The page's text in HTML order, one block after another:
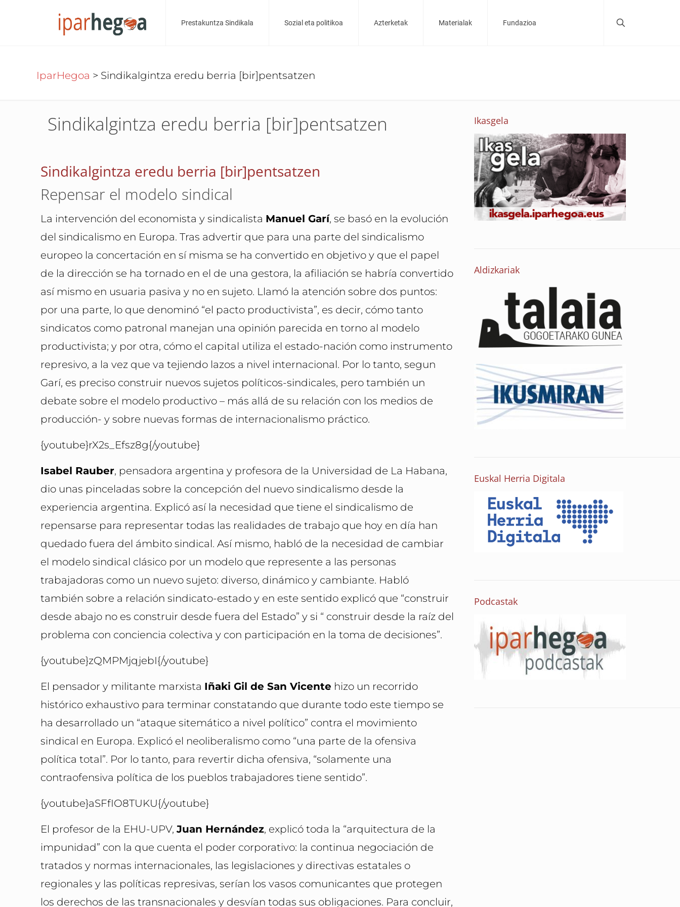
Prestakuntza Sindikala Sozial eta politikoa Azterketak Materialak Fundazioa
IparHegoa > Sindikalgintza eredu berria [bir]pentsatzen
Sindikalgintza eredu berria [bir]pentsatzen
Sindikalgintza eredu berria [bir]pentsatzen
Repensar el modelo sindical
La intervención del economista y sindicalista Manuel Garí, se basó en la evolución
del sindicalismo en Europa. Tras advertir que para una parte del sindicalismo
europeo la concertación en sí misma se ha convertido en objetivo y que el papel
de la dirección se ha tornado en el de una gestora, la afiliación se habría convertido
así mismo en usuaria pasiva y no en sujeto. Llamó la atención sobre dos puntos:
por una parte, lo que denominó “el pacto productivista”, es decir, cómo tanto
sindicatos como patronal manejan una opinión parecida en torno al modelo
productivista; y por otra, cómo el capital utiliza el estado-nación como instrumento
represivo, a la vez que va tejiendo lazos a nivel internacional. Por lo tanto, segun
Garí, es preciso construir nuevos sujetos políticos-sindicales, pero también un
debate sobre el modelo productivo – más allá de su relación con los medios de
producción- y sobre nuevas formas de internacionalismo práctico.
{youtube}rX2s_Efsz8g{/youtube}
Isabel Rauber, pensadora argentina y profesora de la Universidad de La Habana,
dio unas pinceladas sobre la concepción del nuevo sindicalismo desde la
experiencia argentina. Explicó así la necesidad que tiene el sindicalismo de
repensarse para representar todas las realidades de trabajo que hoy en día han
quedado fuera del ámbito sindical. Así mismo, habló de la necesidad de cambiar
el modelo sindical clásico por un modelo que represente a las personas
trabajadoras como un nuevo sujeto: diverso, dinámico y cambiante. Habló
también sobre a relación sindicato-estado y en este sentido explicó que “construir
desde abajo no es construir desde fuera del Estado” y si “ construir desde la raíz del
problema con conciencia colectiva y con participación en la toma de decisiones”.
{youtube}zQMPMjqjebI{/youtube}
El pensador y militante marxista Iñaki Gil de San Vicente hizo un recorrido
histórico exhaustivo para terminar constatando que durante todo este tiempo se
ha desarrollado un “ataque sitemático a nivel político” contra el movimiento
sindical en Europa. Explicó el neoliberalismo como “una parte de la ofensiva
política total”. Por lo tanto, para revertir dicha ofensiva, “solamente una
contraofensiva política de los pueblos trabajadores tiene sentido”.
{youtube}aSFfIO8TUKU{/youtube}
El profesor de la EHU-UPV,Juan Hernández, explicó toda la “arquitectura de la
impunidad” con la que cuenta el poder corporativo: la continua negociación de
tratados y normas internacionales, las legislaciones y directivas estatales o
regionales y las políticas represivas, serían los vasos comunicantes que protegen
los derechos de las transnacionales y desvían todas sus obligaciones. Para concluir,
Ikasgela
Aldizkariak
Euskal Herria Digitala
Podcastak